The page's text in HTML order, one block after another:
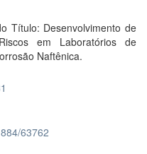
Título: Desenvolvimento de
em Laboratórios de
Naftênica.
63762